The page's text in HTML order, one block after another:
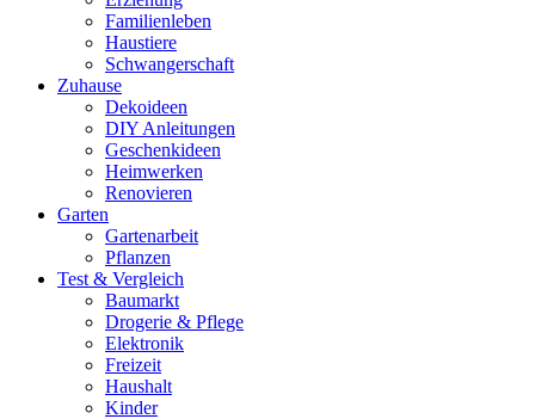
Familienleben
Haustiere
Schwangerschaft
Zuhause
Dekoideen
DIY Anleitungen
Geschenkideen
Heimwerken
Renovieren
Garten
Gartenarbeit
Pflanzen
Test & Vergleich
Baumarkt
Drogerie & Pflege
Elektronik
Freizeit
Haushalt
Kinder